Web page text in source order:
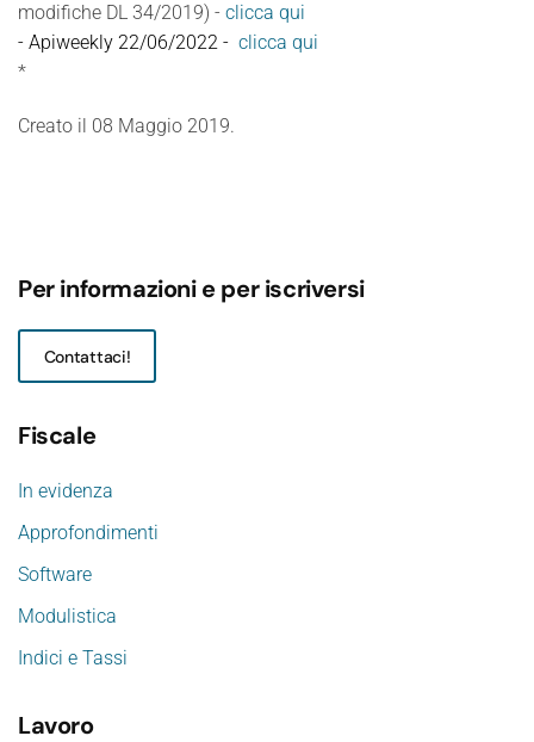
modifiche DL 34/2019) - clicca qui
- Apiweekly 22/06/2022 - clicca qui
*
Creato il 08 Maggio 2019.
Per informazioni e per iscriversi
Contattaci!
Fiscale
In evidenza
Approfondimenti
Software
Modulistica
Indici e Tassi
Lavoro